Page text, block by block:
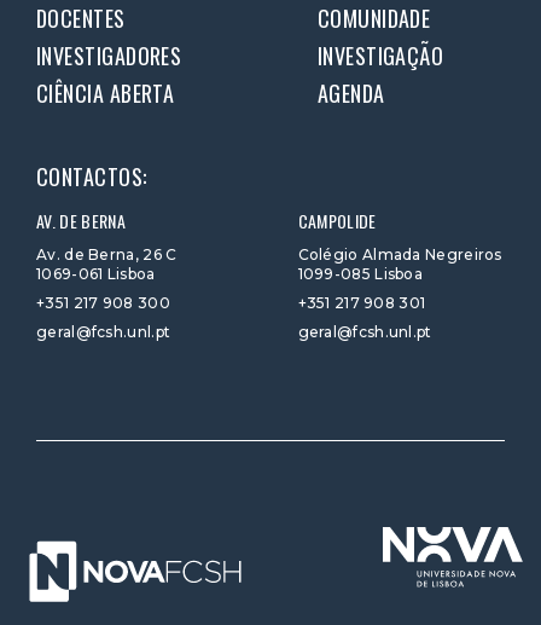
DOCENTES
COMUNIDADE
INVESTIGADORES
INVESTIGAÇÃO
CIÊNCIA ABERTA
AGENDA
CONTACTOS:
AV. DE BERNA
Av. de Berna, 26 C
1069-061 Lisboa
+351 217 908 300
geral@fcsh.unl.pt
CAMPOLIDE
Colégio Almada Negreiros
1099-085 Lisboa
+351 217 908 301
geral@fcsh.unl.pt